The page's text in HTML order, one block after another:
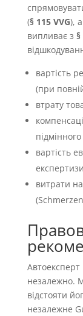
(§ 115 VVG),
випливає з §
вартість
(при
втрату
вартість
витрати
Автоексперт
незалежно.
відстояти
незалежне